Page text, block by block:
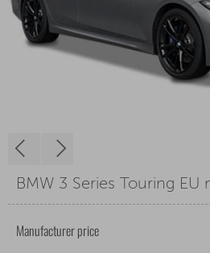
BMW 3 Series Touring EU
Manufacturer price